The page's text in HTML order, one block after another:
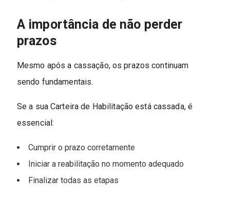
A importância de não perder
prazos
Mesmo após a cassação, os prazos continuam
sendo fundamentais.
Se a sua Carteira de Habilitação está cassada, é
essencial:
Cumprir o prazo corretamente
Iniciar a reabilitação no momento adequado
Finalizar todas as etapas